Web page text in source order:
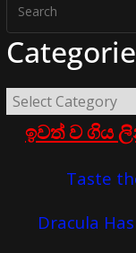
ඉවත් ව ගිය
Taste
Dracula